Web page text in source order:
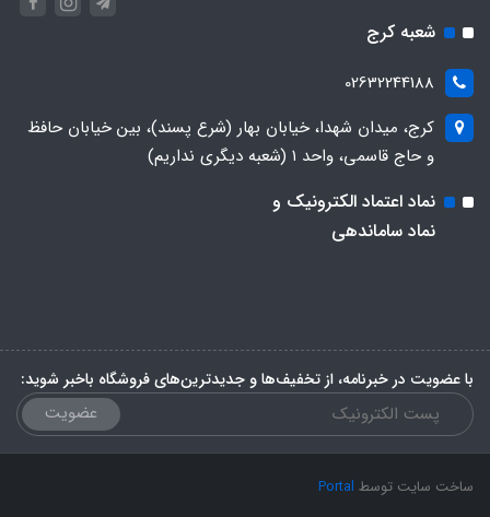
شعبه کرج
02632244188
کرج، میدان شهدا، خیابان بهار (شرع پسند)، بین خیابان حافظ
و حاج قاسمی، واحد ۱ (شعبه دیگری نداریم)
نماد اعتماد الکترونیک و
نماد ساماندهی
با عضویت در خبرنامه، از تخفیف‌ها و جدیدترین‌های فروشگاه باخبر شوید:
عضویت
ساخت سایت توسط Portal